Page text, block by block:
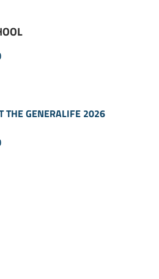
THE GENERALIFE 2026